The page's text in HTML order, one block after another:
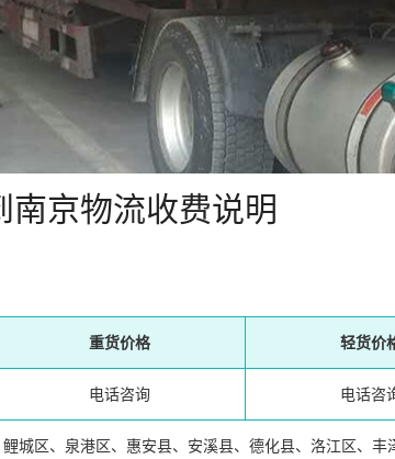
南京物流收费说明
重货价格 轻货价
电话咨询 电话咨
鲤城区、泉港区、惠安县、安溪县、德化县、洛江区、